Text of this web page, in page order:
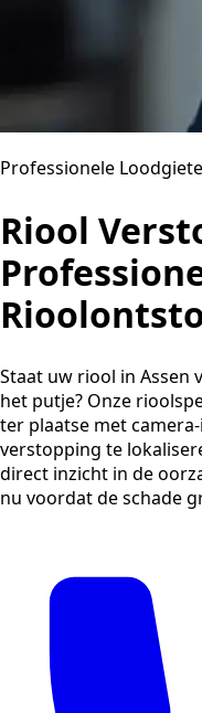
Professionele
Riool
Staat uw riool in
het putje? Onze
ter plaatse met
verstopping te
direct inzicht in de
nu voordat de schade